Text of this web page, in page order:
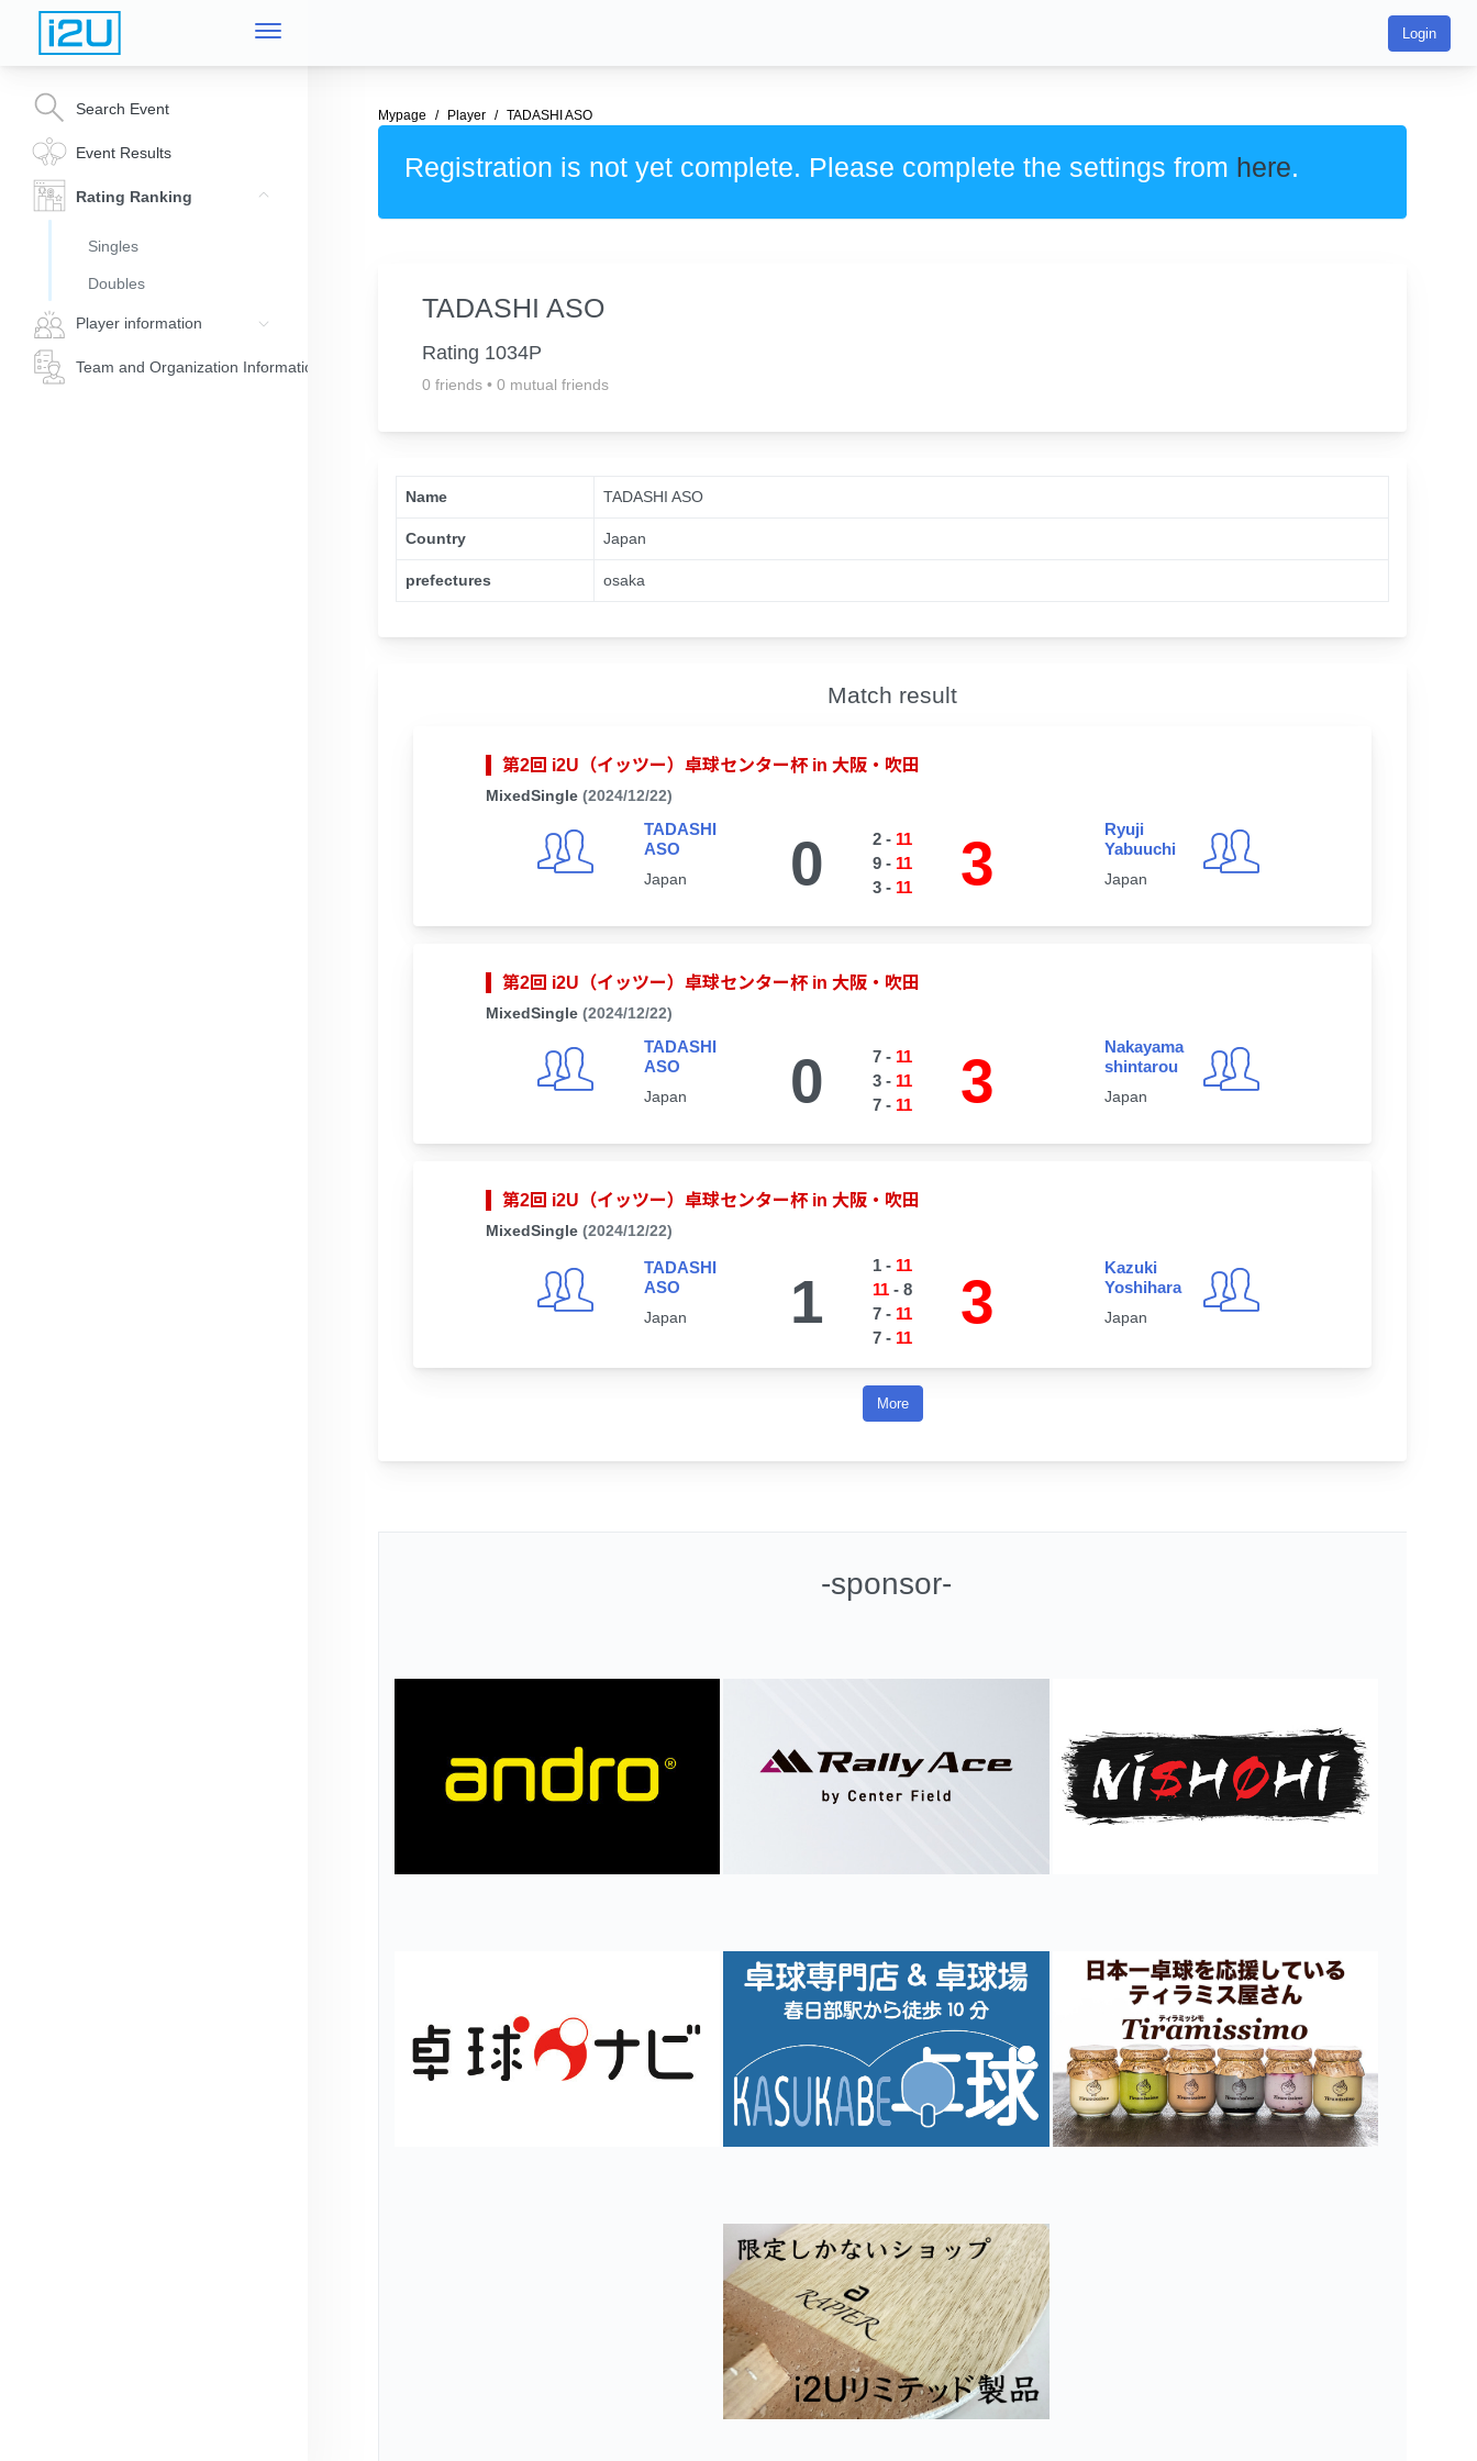
Login
Search Event
Event Results
Rating Ranking
Singles
Doubles
Player information
Team and Organization Information
Mypage Player TADASHI ASO
Registration is not yet complete. Please complete the settings from here.
TADASHI ASO
Rating 1034P
0 friends • 0 mutual friends
Name TADASHI ASO
Country Japan
prefectures osaka
Match result
第2回 i2U（イッツー）卓球センター杯 in 大阪・吹田
MixedSingle (2024/12/22)
TADASHI
ASO
Japan 0 2- 11
9- 11
3- 11 3
Ryuji
Yabuuchi
Japan
第2回 i2U（イッツー）卓球センター杯 in 大阪・吹田
MixedSingle (2024/12/22)
TADASHI
ASO
Japan 0 7- 11
3- 11
7- 11 3
Nakayama
shintarou
Japan
第2回 i2U（イッツー）卓球センター杯 in 大阪・吹田
MixedSingle (2024/12/22)
TADASHI
ASO
Japan 1
1- 11
11- 8
7- 11
7- 11
3
Kazuki
Yoshihara
Japan
More
-sponsor-